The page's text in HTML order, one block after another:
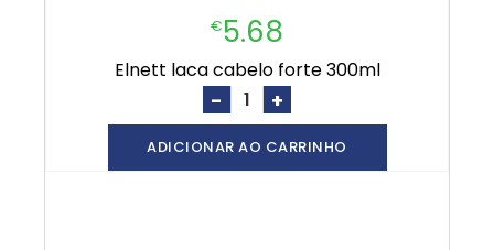
€5.68
elnett laca cabelo forte 300ml
- +
ADICIONAR AO CARRINHO